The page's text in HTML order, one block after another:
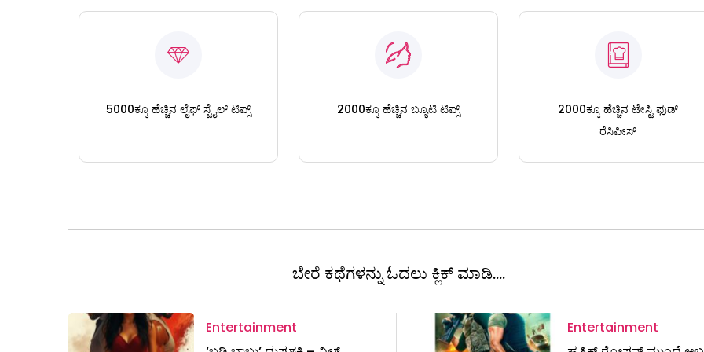
5000ಕ್ಕೂ ಹೆಚ್ಚಿನ ಲೈಫ್ ಸ್ಟೈಲ್ ಟಿಪ್ಸ್ 2000ಕ್ಕೂ ಹೆಚ್ಚಿನ ಬ್ಯೂಟಿ ಟಿಪ್ಸ್
2000ಕ್ಕೂ ಹೆಚ್ಚಿನ ಟೇಸ್ಟಿ ಫುಡ್
ರೆಸಿಪೀಸ್
ಬೇರೆ ಕಥೆಗಳನ್ನು ಓದಲು ಕ್ಲಿಕ್ ಮಾಡಿ....
Entertainment
Entertainment